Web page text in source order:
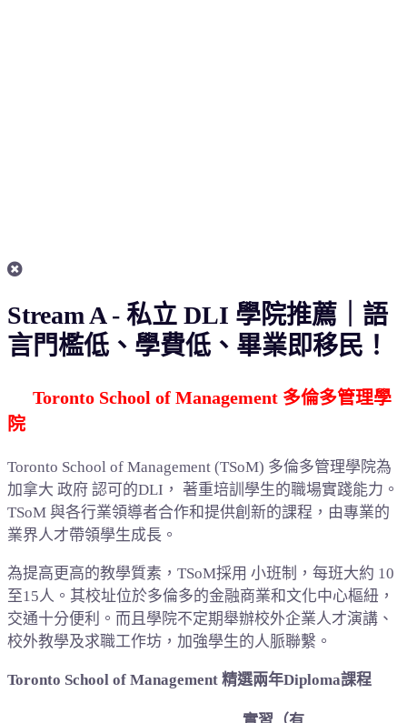
Stream A - 私立 DLI 學院推薦｜語
言門檻低、學費低、畢業即移民！
Toronto School of Management 多倫多管理學
院
Toronto School of Management (TSoM) 多倫多管理學院為
加拿大 政府 認可的DLI， 著重培訓學生的職場實踐能力。
TSoM 與各行業領導者合作和提供創新的課程，由專業的
業界人才帶領學生成長。
為提高更高的教學質素，TSoM採用 小班制，每班大約 10
至15人。其校址位於多倫多的金融商業和文化中心樞紐，
交通十分便利。而且學院不定期舉辦校外企業人才演講、
校外教學及求職工作坊，加強學生的人脈聯繫。
Toronto School of Management 精選兩年Diploma課程